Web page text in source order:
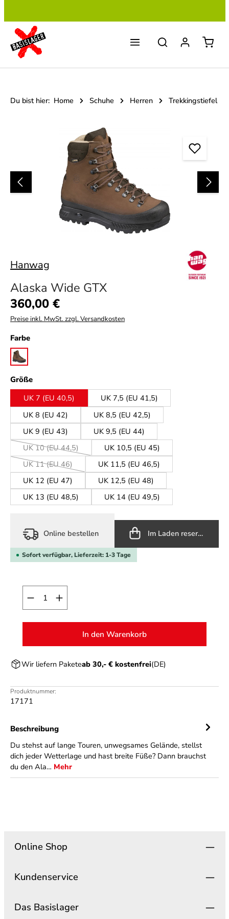
Du bist hier: Home Schuhe Herren Trekkingstiefel
Bildergalerie überspringen
Hanwag
Alaska Wide GTX
Regulärer Preis:
360,00 €
Preise inkl. MwSt. zzgl. Versandkosten
Farbeauswählen
brown
Größeauswählen
UK 7 (EU 40,5)
UK 7,5 (EU 41,5)
UK 8 (EU 42)
UK 8,5 (EU 42,5)
UK 9 (EU 43)
UK 9,5 (EU 44)
UK 10 (EU 44,5)
(Diese Option ist zurzeit nicht verfügbar.)
UK 10,5 (EU 45)
UK 11 (EU 46)
(Diese Option ist zurzeit nicht verfügbar.)
UK 11,5 (EU 46,5)
UK 12 (EU 47)
UK 12,5 (EU 48)
UK 13 (EU 48,5)
UK 14 (EU 49,5)
Online bestellen Im Laden reservieren
Sofort verfügbar, Lieferzeit: 1-3 Tage
Produkt Anzahl: Gib den gewünschten Wert
In den Warenkorb
Wir liefern Paketeab 30,- € kostenfrei(DE)
Produktnummer:
17171
Beschreibung
Du stehst auf lange Touren, unwegsames Gelände, stellst
dich jeder Wetterlage und hast breite Füße? Dann brauchst
du den Ala… Mehr
Online Shop
Kundenservice
Das Basislager